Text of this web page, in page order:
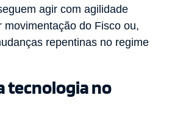
agir com agilidade
movimentação do Fisco ou,
repentinas no regime
tecnologia no